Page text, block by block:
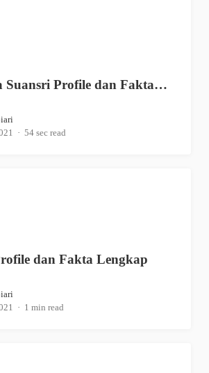
Suansri Profile dan Fakta…
54 sec read
dan Fakta Lengkap
1 min read